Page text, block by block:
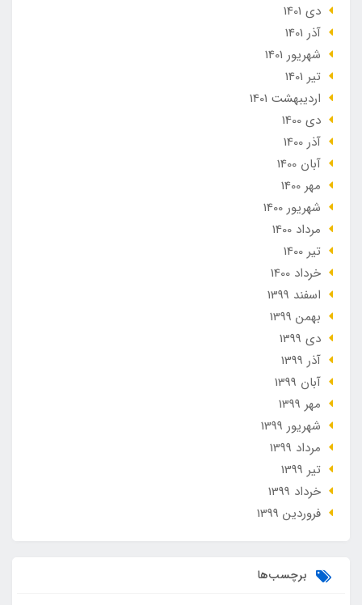
دی 1401
آذر 1401
شهریور 1401
تير 1401
ارديبهشت 1401
دی 1400
آذر 1400
آبان 1400
مهر 1400
شهریور 1400
مرداد 1400
تير 1400
خرداد 1400
اسفند 1399
بهمن 1399
دی 1399
آذر 1399
آبان 1399
مهر 1399
شهریور 1399
مرداد 1399
تير 1399
خرداد 1399
فروردین 1399
برچسب‌ها